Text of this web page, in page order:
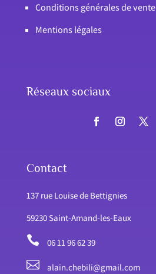
Conditions générales de vente
Mentions légales
Réseaux sociaux
Contact
137 rue Louise de Bettignies
59230 Saint-Amand-les-Eaux
 06 11 96 62 39
 alain.chebili@gmail.com